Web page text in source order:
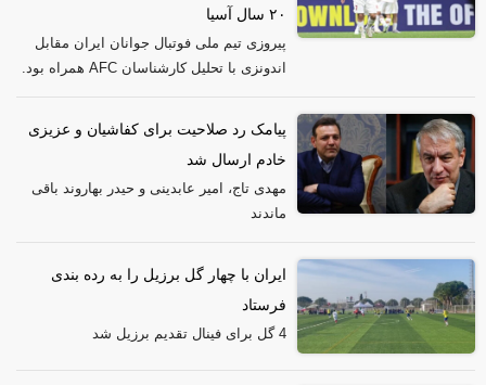
۲۰ سال آسیا
پیروزی تیم ملی فوتبال جوانان ایران مقابل
اندونزی با تحلیل کارشناسان AFC همراه بود.
پیامک رد صلاحیت برای کفاشیان و عزیزی
خادم ارسال شد
مهدی تاج، امیر عابدینی و حیدر بهاروند باقی
ماندند
ایران با چهار گل برزیل را به رده بندی
فرستاد
4 گل برای فینال تقدیم برزیل شد